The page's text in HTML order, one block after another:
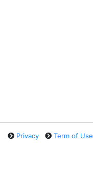
Privacy Term of Use